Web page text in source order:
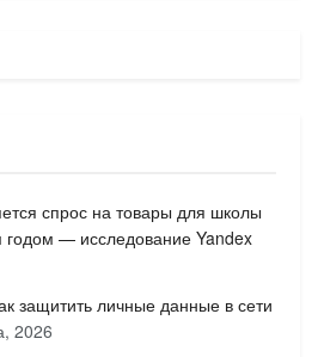
спрос на товары для школы
— исследование Yandex
защитить личные данные в сети
2026